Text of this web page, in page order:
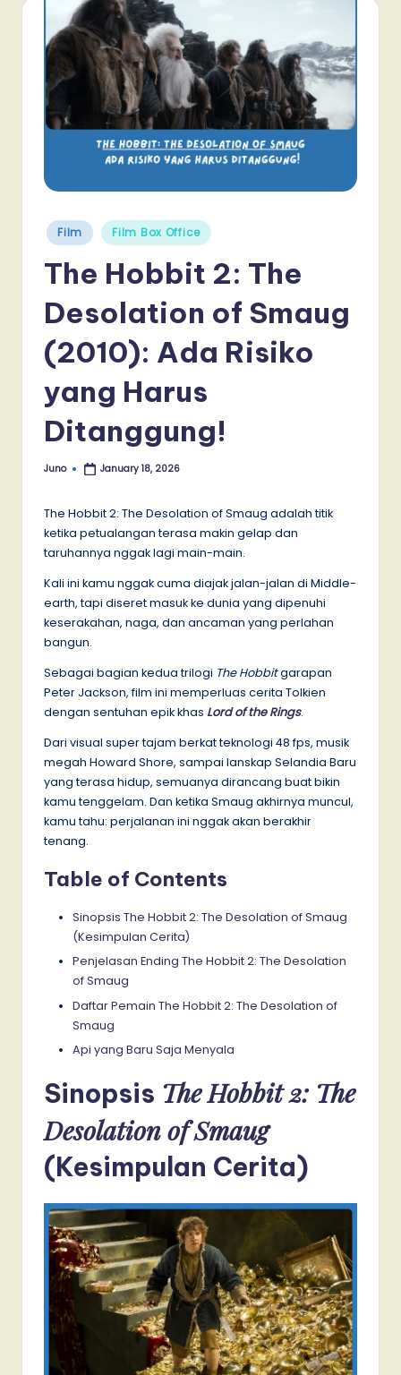
Posted
in
Film Film Box Office
The Hobbit 2: The
Desolation of Smaug
(2010): Ada Risiko
yang Harus
Ditanggung!
Posted
Juno January 18, 2026
The Hobbit 2: The Desolation of Smaug adalah titik
ketika petualangan terasa makin gelap dan
taruhannya nggak lagi main-main.
Kali ini kamu nggak cuma diajak jalan-jalan di Middle-
earth, tapi diseret masuk ke dunia yang dipenuhi
keserakahan, naga, dan ancaman yang perlahan
bangun.
Sebagai bagian kedua trilogi The Hobbitgarapan
Peter Jackson, film ini memperluas cerita Tolkien
dengan sentuhan epik khas Lord of the Rings.
Dari visual super tajam berkat teknologi 48 fps, musik
megah Howard Shore, sampai lanskap Selandia Baru
yang terasa hidup, semuanya dirancang buat bikin
kamu tenggelam. Dan ketika Smaug akhirnya muncul,
kamu tahu: perjalanan ini nggak akan berakhir
tenang.
Table of Contents
Sinopsis The Hobbit 2: The Desolation of Smaug
(Kesimpulan Cerita)
Penjelasan Ending The Hobbit 2: The Desolation
of Smaug
Daftar Pemain The Hobbit 2: The Desolation of
Smaug
Api yang Baru Saja Menyala
Sinopsis The Hobbit 2: The
Desolation of Smaug
(Kesimpulan Cerita)